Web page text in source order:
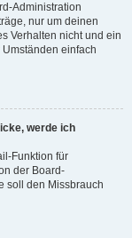
Administration
nur um deinen
Verhalten nicht und ein
einfach
werde ich
Funktion für
der Board-
soll den Missbrauch